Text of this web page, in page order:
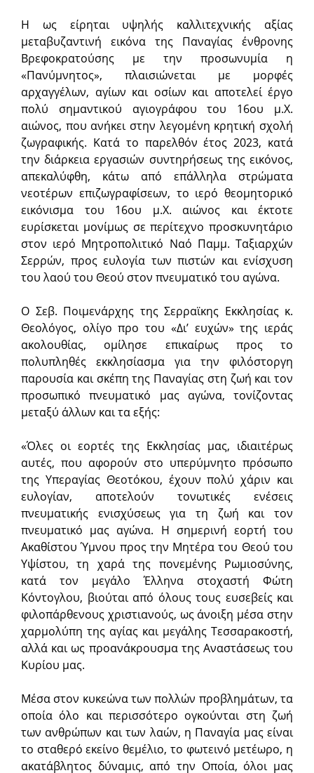
Η ως είρηται υψηλής καλλιτεχνικής αξίας
μεταβυζαντινή εικόνα της Παναγίας ένθρονης
Βρεφοκρατούσης με την προσωνυμία η
«Πανύμνητος», πλαισιώνεται με μορφές
αρχαγγέλων, αγίων και οσίων και αποτελεί έργο
πολύ σημαντικού αγιογράφου του 16ου μ.Χ.
αιώνος, που ανήκει στην λεγομένη κρητική σχολή
ζωγραφικής. Κατά το παρελθόν έτος 2023, κατά
την διάρκεια εργασιών συντηρήσεως της εικόνος,
απεκαλύφθη, κάτω από επάλληλα στρώματα
νεοτέρων επιζωγραφίσεων, το ιερό θεομητορικό
εικόνισμα του 16ου μ.Χ. αιώνος και έκτοτε
ευρίσκεται μονίμως σε περίτεχνο προσκυνητάριο
στον ιερό Μητροπολιτικό Ναό Παμμ. Ταξιαρχών
Σερρών, προς ευλογία των πιστών και ενίσχυση
του λαού του Θεού στον πνευματικό του αγώνα.
Ο Σεβ. Ποιμενάρχης της Σερραϊκης Εκκλησίας κ.
Θεολόγος, ολίγο προ του «Δι’ ευχών» της ιεράς
ακολουθίας, ομίλησε επικαίρως προς το
πολυπληθές εκκλησίασμα για την φιλόστοργη
παρουσία και σκέπη της Παναγίας στη ζωή και τον
προσωπικό πνευματικό μας αγώνα, τονίζοντας
μεταξύ άλλων και τα εξής:
«Όλες οι εορτές της Εκκλησίας μας, ιδιαιτέρως
αυτές, που αφορούν στο υπερύμνητο πρόσωπο
της Υπεραγίας Θεοτόκου, έχουν πολύ χάριν και
ευλογίαν, αποτελούν τονωτικές ενέσεις
πνευματικής ενισχύσεως για τη ζωή και τον
πνευματικό μας αγώνα. Η σημερινή εορτή του
Ακαθίστου Ύμνου προς την Μητέρα του Θεού του
Υψίστου, τη χαρά της πονεμένης Ρωμιοσύνης,
κατά τον μεγάλο Έλληνα στοχαστή Φώτη
Κόντογλου, βιούται από όλους τους ευσεβείς και
φιλοπάρθενους χριστιανούς, ως άνοιξη μέσα στην
χαρμολύπη της αγίας και μεγάλης Τεσσαρακοστή,
αλλά και ως προανάκρουσμα της Αναστάσεως του
Κυρίου μας.
Μέσα στον κυκεώνα των πολλών προβλημάτων, τα
οποία όλο και περισσότερο ογκούνται στη ζωή
των ανθρώπων και των λαών, η Παναγία μας είναι
το σταθερό εκείνο θεμέλιο, το φωτεινό μετέωρο, η
ακατάβλητος δύναμις, από την Οποία, όλοι μας